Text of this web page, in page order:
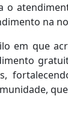
na
em que